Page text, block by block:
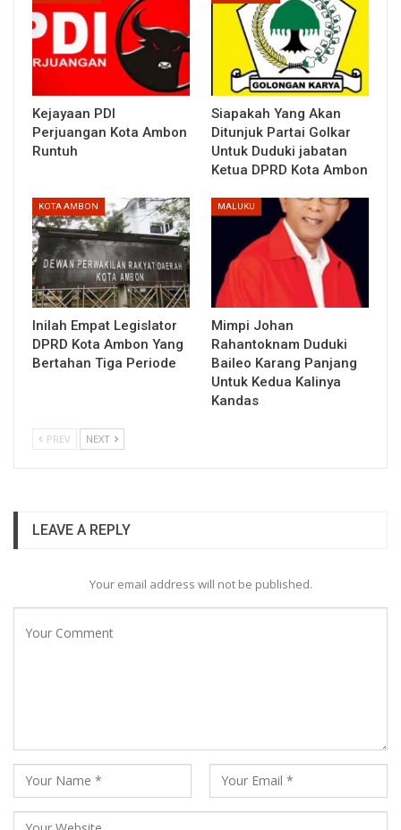
Kejayaan PDI
Perjuangan Kota Ambon
Runtuh
Siapakah Yang Akan
Ditunjuk Partai Golkar
Untuk Duduki jabatan
Ketua DPRD Kota Ambon
KOTA AMBON
Inilah Empat Legislator
DPRD Kota Ambon Yang
Bertahan Tiga Periode
MALUKU
Mimpi Johan
Rahantoknam Duduki
Baileo Karang Panjang
Untuk Kedua Kalinya
Kandas
PREV NEXT
LEAVE A REPLY
Your email address will not be published.